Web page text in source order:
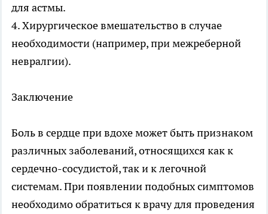
для астмы.
4. Хирургическое вмешательство в случае
необходимости (например, при межреберной
невралгии).
Заключение
Боль в сердце при вдохе может быть признаком
различных заболеваний, относящихся как к
сердечно-сосудистой, так и к легочной
системам. При появлении подобных симптомов
необходимо обратиться к врачу для проведения